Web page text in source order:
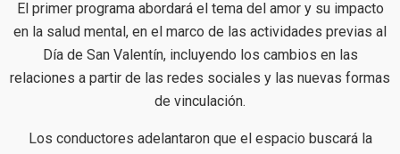
El primer programa abordará el tema del amor y su impacto
en la salud mental, en el marco de las actividades previas al
Día de San Valentín, incluyendo los cambios en las
relaciones a partir de las redes sociales y las nuevas formas
de vinculación.
Los conductores adelantaron que el espacio buscará la